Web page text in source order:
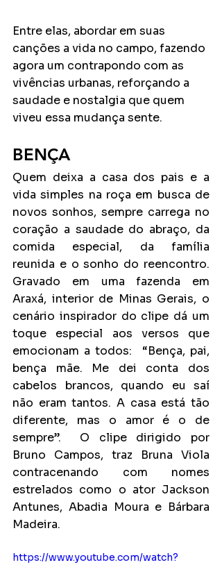
Entre elas, abordar em suas
canções a vida no campo, fazendo
agora um contrapondo com as
vivências urbanas, reforçando a
saudade e nostalgia que quem
viveu essa mudança sente.
BENÇA
Quem deixa a casa dos pais e a
vida simples na roça em busca de
novos sonhos, sempre carrega no
coração a saudade do abraço, da
comida especial, da família
reunida e o sonho do reencontro.
Gravado em uma fazenda em
Araxá, interior de Minas Gerais, o
cenário inspirador do clipe dá um
toque especial aos versos que
emocionam a todos:  “Bença, pai,
bença mãe. Me dei conta dos
cabelos brancos, quando eu saí
não eram tantos. A casa está tão
diferente, mas o amor é o de
sempre”.  O clipe dirigido por
Bruno Campos, traz Bruna Viola
contracenando com nomes
estrelados como o ator Jackson
Antunes, Abadia Moura e Bárbara
Madeira.
https://www.youtube.com/watch?